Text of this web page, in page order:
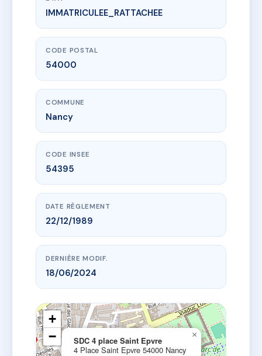
www.vme.plus/AI7062342
SDC 4 place Saint Epvre
4 Place Saint Epvre
IMMATRICULEE_RATTACHEE
CODE POSTAL
54000
COMMUNE
Nancy
CODE INSEE
54395
DATE RÈGLEMENT
22/12/1989
DERNIÈRE MODIF.
18/06/2024
SDC 4 place Saint Epvre
4 Place Saint Epvre 54000 Nancy
×
+
−